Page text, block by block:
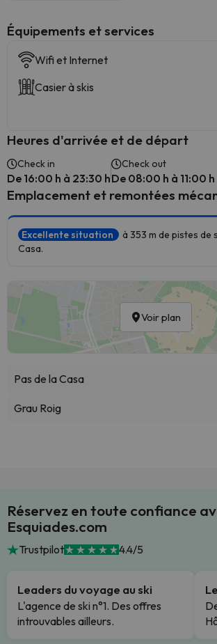
​Équipements et services
Wifi et Internet
Casier à skis
Heures d'arrivée et de départ
Check in
De 16:00 h à 23:30 h
Check out
De 08:00 h à 11:00 h
Emplacement et remontées
Excellente situation
à 353 m de pistes de
Casa.
Voir plan
Pas de la Casa
Grau Roig
Réservez en toute confiance
Esquiades.com
Trustpilot 4.4/5
Leaders du voyage au ski
L'agence de ski n°1. Des offres
introuvables ailleurs.